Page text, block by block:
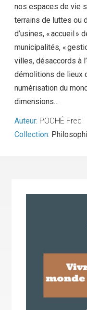
nos espaces de vie
terrains de luttes ou
d’usines, « accueil »
municipalités, «
villes, désaccords à
démolitions de lieux
numérisation du
dimensions…
Auteur: POCHÉ Fred
Collection: